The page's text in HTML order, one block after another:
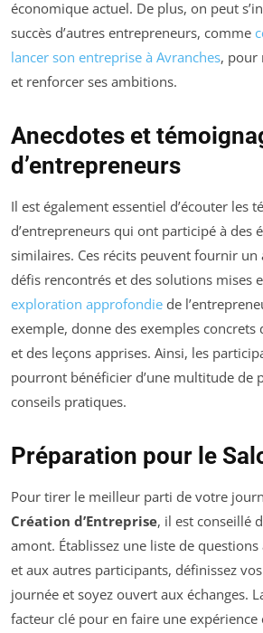
économique actuel. De plus, on peut
succès d’autres entrepreneurs, comme
lancer son entreprise à Avranches, pour
et renforcer ses ambitions.
Anecdotes et
d’entrepreneurs
Il est également essentiel d’écouter les
d’entrepreneurs qui ont participé à des
similaires. Ces récits peuvent fournir un
défis rencontrés et des solutions mises
exploration approfondie de
exemple, donne des exemples concrets
et des leçons apprises. Ainsi, les
pourront bénéficier d’une multitude de
conseils pratiques.
Préparation pour le
Pour tirer le meilleur parti de votre
Création d’Entreprise, il est conseillé
amont. Établissez une liste de
et aux autres participants, définissez
journée et soyez ouvert aux échanges.
facteur clé pour en faire une expérience